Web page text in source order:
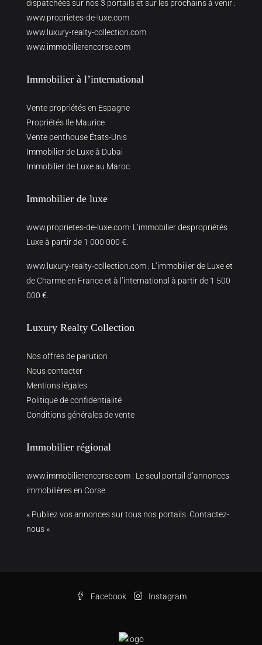
dispatchées sur nos 3 portails et sur les prochains à venir :
www.proprietes-de-luxe.com
www.luxury-realty-collection.com
www.immobilierencorse.com
Immobilier à l’international
Vente propriétés en Espagne
Propriétés Ile Maurice
Vente penthouse États-Unis
Immobilier de Luxe à Dubai
Immobilier de Luxe au Maroc
Immobilier de luxe
www.proprietes-de-luxe.com: L’immobilier despropriétés
Luxe à partir de 1 000 000 €.
www.luxury-realty-collection.com : L’immobilier de Luxe et
de Charme en France et à l’international à partir de 1 500
000 €.
Luxury Realty Collection
Nos offres de parution
Nous contacter
Mentions légales
Politique de confidentialité
Conditions générales de vente
Immobilier régional
www.immobilierencorse.com : Le seul portail d’annonces
immobilières en Corse.
« Publiez vos annonces sur tous nos portails. Contactez-
nous »
Facebook Instagram